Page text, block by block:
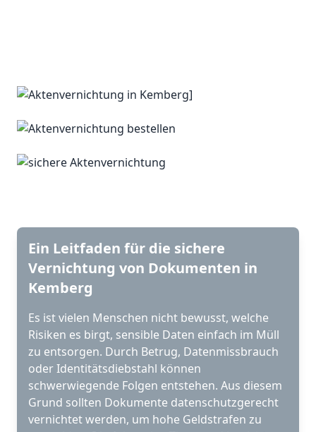
Ein Leitfaden für die sichere
Vernichtung von Dokumenten in
Kemberg
Es ist vielen Menschen nicht bewusst, welche
Risiken es birgt, sensible Daten einfach im Müll
zu entsorgen. Durch Betrug, Datenmissbrauch
oder Identitätsdiebstahl können
schwerwiegende Folgen entstehen. Aus diesem
Grund sollten Dokumente datenschutzgerecht
vernichtet werden, um hohe Geldstrafen zu